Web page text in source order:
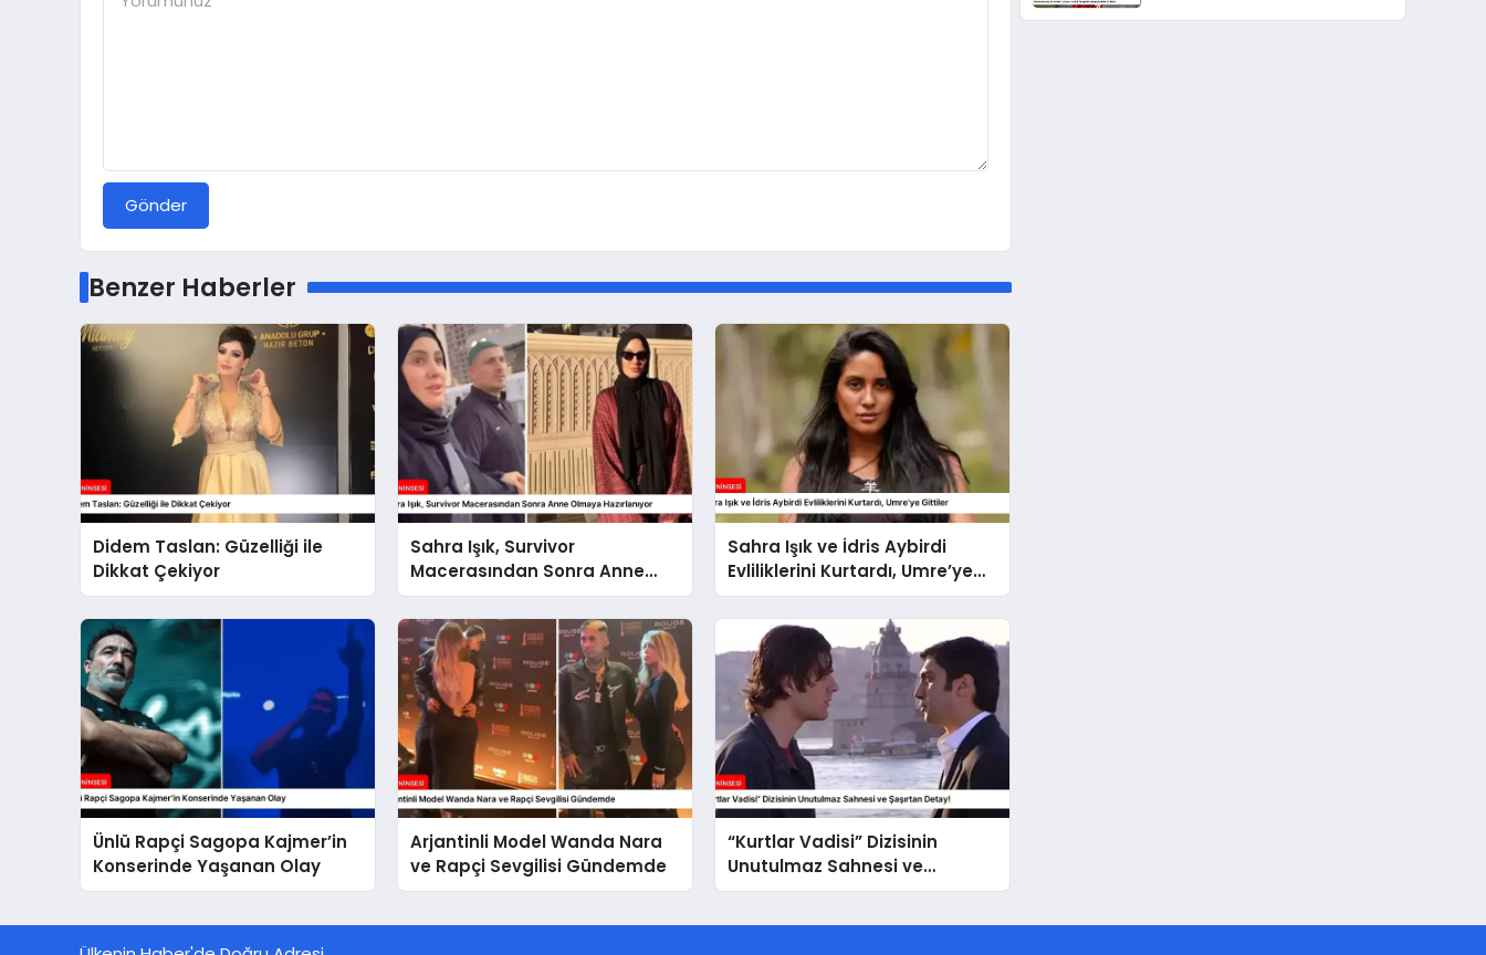
Gönder
Benzer Haberler
Didem Taslan: Güzelliği ile
Dikkat Çekiyor
Sahra Işık, Survivor
Macerasından Sonra Anne
Olmaya Hazırlanıyor
Sahra Işık ve İdris Aybirdi
Evliliklerini Kurtardı, Umre’ye
Gittiler
Ünlü Rapçi Sagopa Kajmer’in
Konserinde Yaşanan Olay
Arjantinli Model Wanda Nara
ve Rapçi Sevgilisi Gündemde
“Kurtlar Vadisi” Dizisinin
Unutulmaz Sahnesi ve
Şaşırtan Detay!